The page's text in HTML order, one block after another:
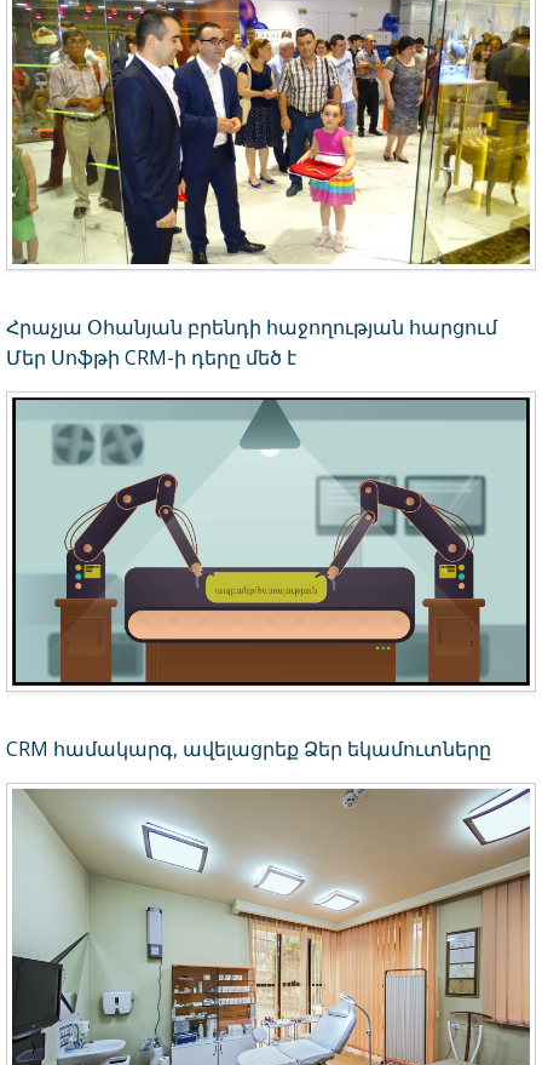
Հրաչյա Օհանյան բրենդի հաջողության հարցում
Մեր Սոֆթի CRM-ի դերը մեծ է
CRM համակարգ, ավելացրեք Ձեր եկամուտները